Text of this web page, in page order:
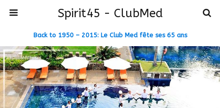
Spirit45 - ClubMed
Back to 1950 – 2015: Le Club Med fête ses 65 ans